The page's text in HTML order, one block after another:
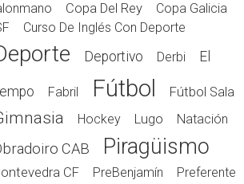
Copa Del Rey
Copa Galicia
Curso De Inglés Con Deporte
Deportivo Derbi El
Fabril Fútbol Fútbol Sala
Hockey Lugo Natación
CAB Piragüismo
CF PreBenjamín
Preferente